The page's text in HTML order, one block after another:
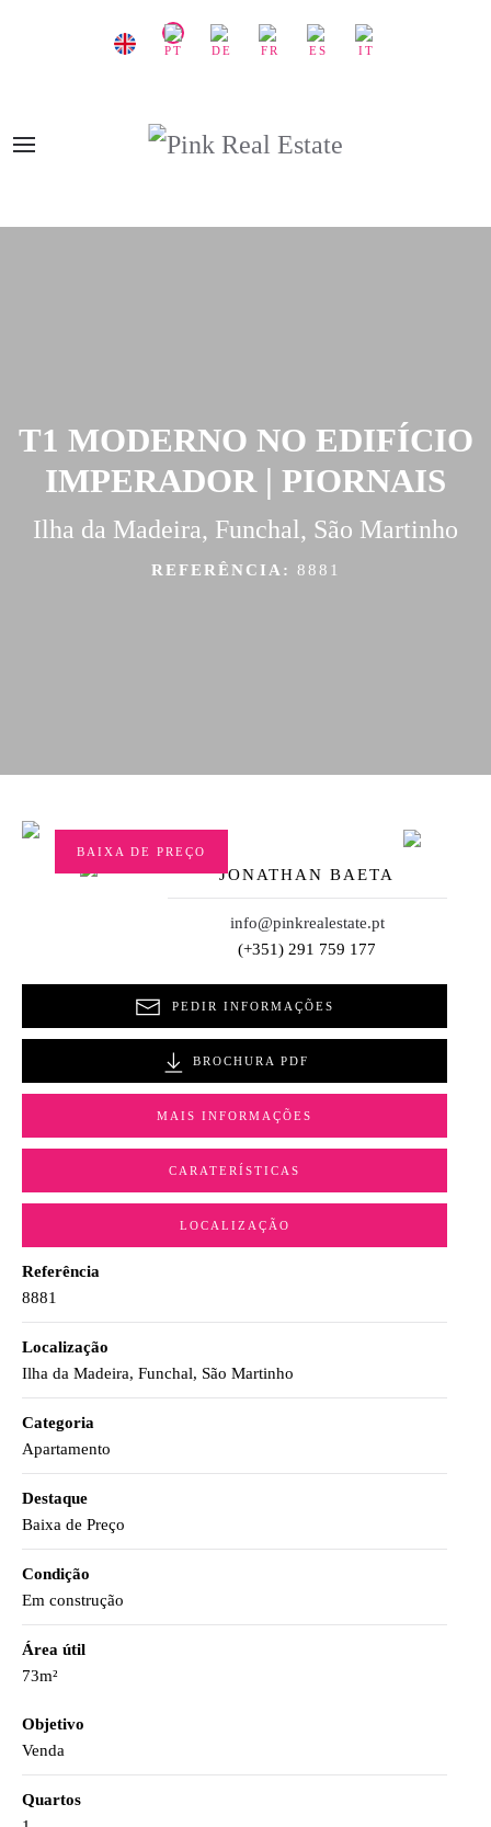
T1 MODERNO NO EDIFÍCIO
IMPERADOR | PIORNAIS
Ilha da Madeira, Funchal, São Martinho
REFERÊNCIA: 8881
BAIXA DE PREÇO
JONATHAN BAETA
info@pinkrealestate.pt
(+351) 291 759 177
PEDIR INFORMAÇÕES
BROCHURA PDF
MAIS INFORMAÇÕES
CARATERÍSTICAS
LOCALIZAÇÃO
Referência
8881
Localização
Ilha da Madeira, Funchal, São Martinho
Categoria
Apartamento
Destaque
Baixa de Preço
Condição
Em construção
Área útil
73m²
Objetivo
Venda
Quartos